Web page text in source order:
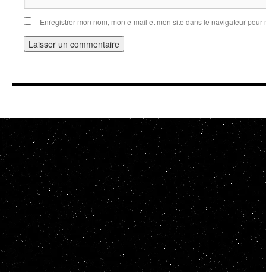
Enregistrer mon nom, mon e-mail et mon site dans le navigateur